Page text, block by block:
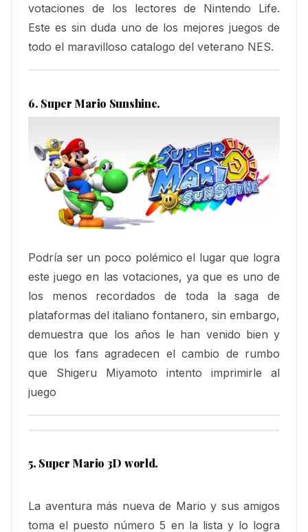
votaciones de los lectores de Nintendo Life.
Este es sin duda uno de los mejores juegos de
todo el maravilloso catalogo del veterano NES.
6. Super Mario Sunshine.
Podría ser un poco polémico el lugar que logra
este juego en las votaciones, ya que es uno de
los menos recordados de toda la saga de
plataformas del italiano fontanero, sin embargo,
demuestra que los años le han venido bien y
que los fans agradecen el cambio de rumbo
que Shigeru Miyamoto intento imprimirle al
juego
5. Super Mario 3D world.
La aventura más nueva de Mario y sus amigos
toma el puesto número 5 en la lista y lo logra